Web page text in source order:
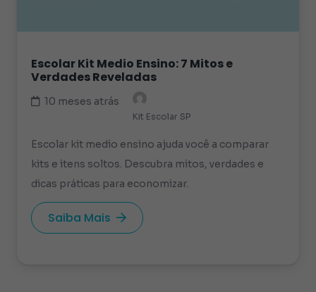
Escolar Kit Medio Ensino: 7 Mitos e
Verdades Reveladas
10 meses atrás
Kit Escolar SP
Escolar kit medio ensino ajuda você a comparar
kits e itens soltos. Descubra mitos, verdades e
dicas práticas para economizar.
Saiba Mais